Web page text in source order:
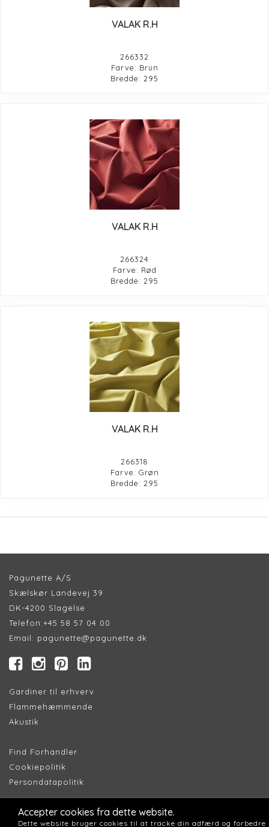
VALAK R.H
266332
Farve: Brun
Bredde: 295
VALAK R.H
266324
Farve: Rød
Bredde: 295
VALAK R.H
266318
Farve: Grøn
Bredde: 295
Pagunette A/S
Skælskør Landevej 39
DK-4200 Slagelse
Telefon:+45 58 57 04 00
Email: pagunette@pagunette.dk
Gardiner til erhverv
Flammehæmmende
Akustik
Find Forhandler
Cookiepolitik
Persondatapolitik
Accepter cookies fra dette website.
Dette website bruger cookies til at tracke din adfærd og forbedre